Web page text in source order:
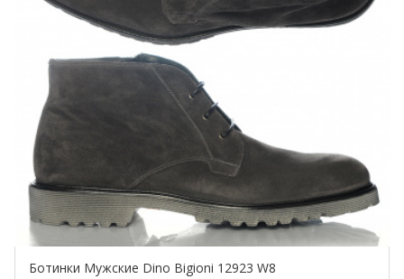
Ботинки Мужские Dino Bigioni 12923 W8